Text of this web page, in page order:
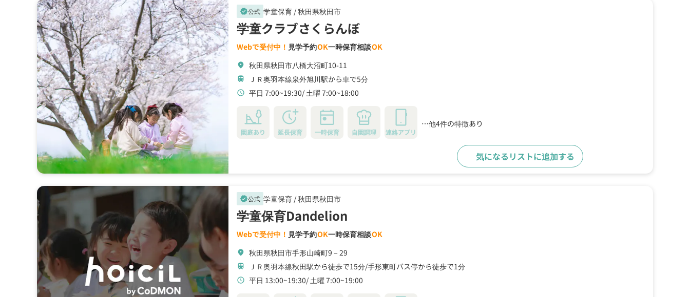
verified公式 学童保育 /秋田県秋田市
学童クラブさくらんぼ
Webで受付中！ 見学予約OK一時保育相談OK
location_on 秋田県秋田市八橋大沼町10-11
train ＪＲ奥羽本線泉外旭川駅から車で5分
schedule 平日 7:00~19:30 土曜 7:00~18:00
園庭あり 延長保育 一時保育 自園調理 連絡アプリ
…他4件の特徴あり
気になるリストに追加する
verified公式 学童保育 /秋田県秋田市
学童保育Dandelion
Webで受付中！ 見学予約OK一時保育相談OK
location_on 秋田県秋田市手形山崎町9－29
train ＪＲ奥羽本線秋田駅から徒歩で15分 手形東町バス停から徒歩で1分
schedule 平日 13:00~19:30 土曜 7:00~19:00